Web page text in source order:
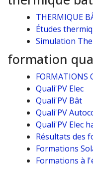
THERMIQUE
Études
Simulation
formation
FORMATIONS
Quali'PV Elec
Quali'PV Bât
Quali'PV
Quali'PV Elec
Résultats des
Formations
Formations à